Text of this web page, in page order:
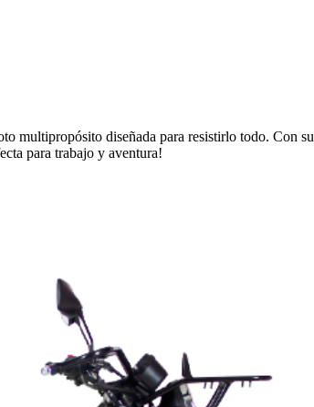
multipropósito diseñada para resistirlo todo. Con
para trabajo y aventura!